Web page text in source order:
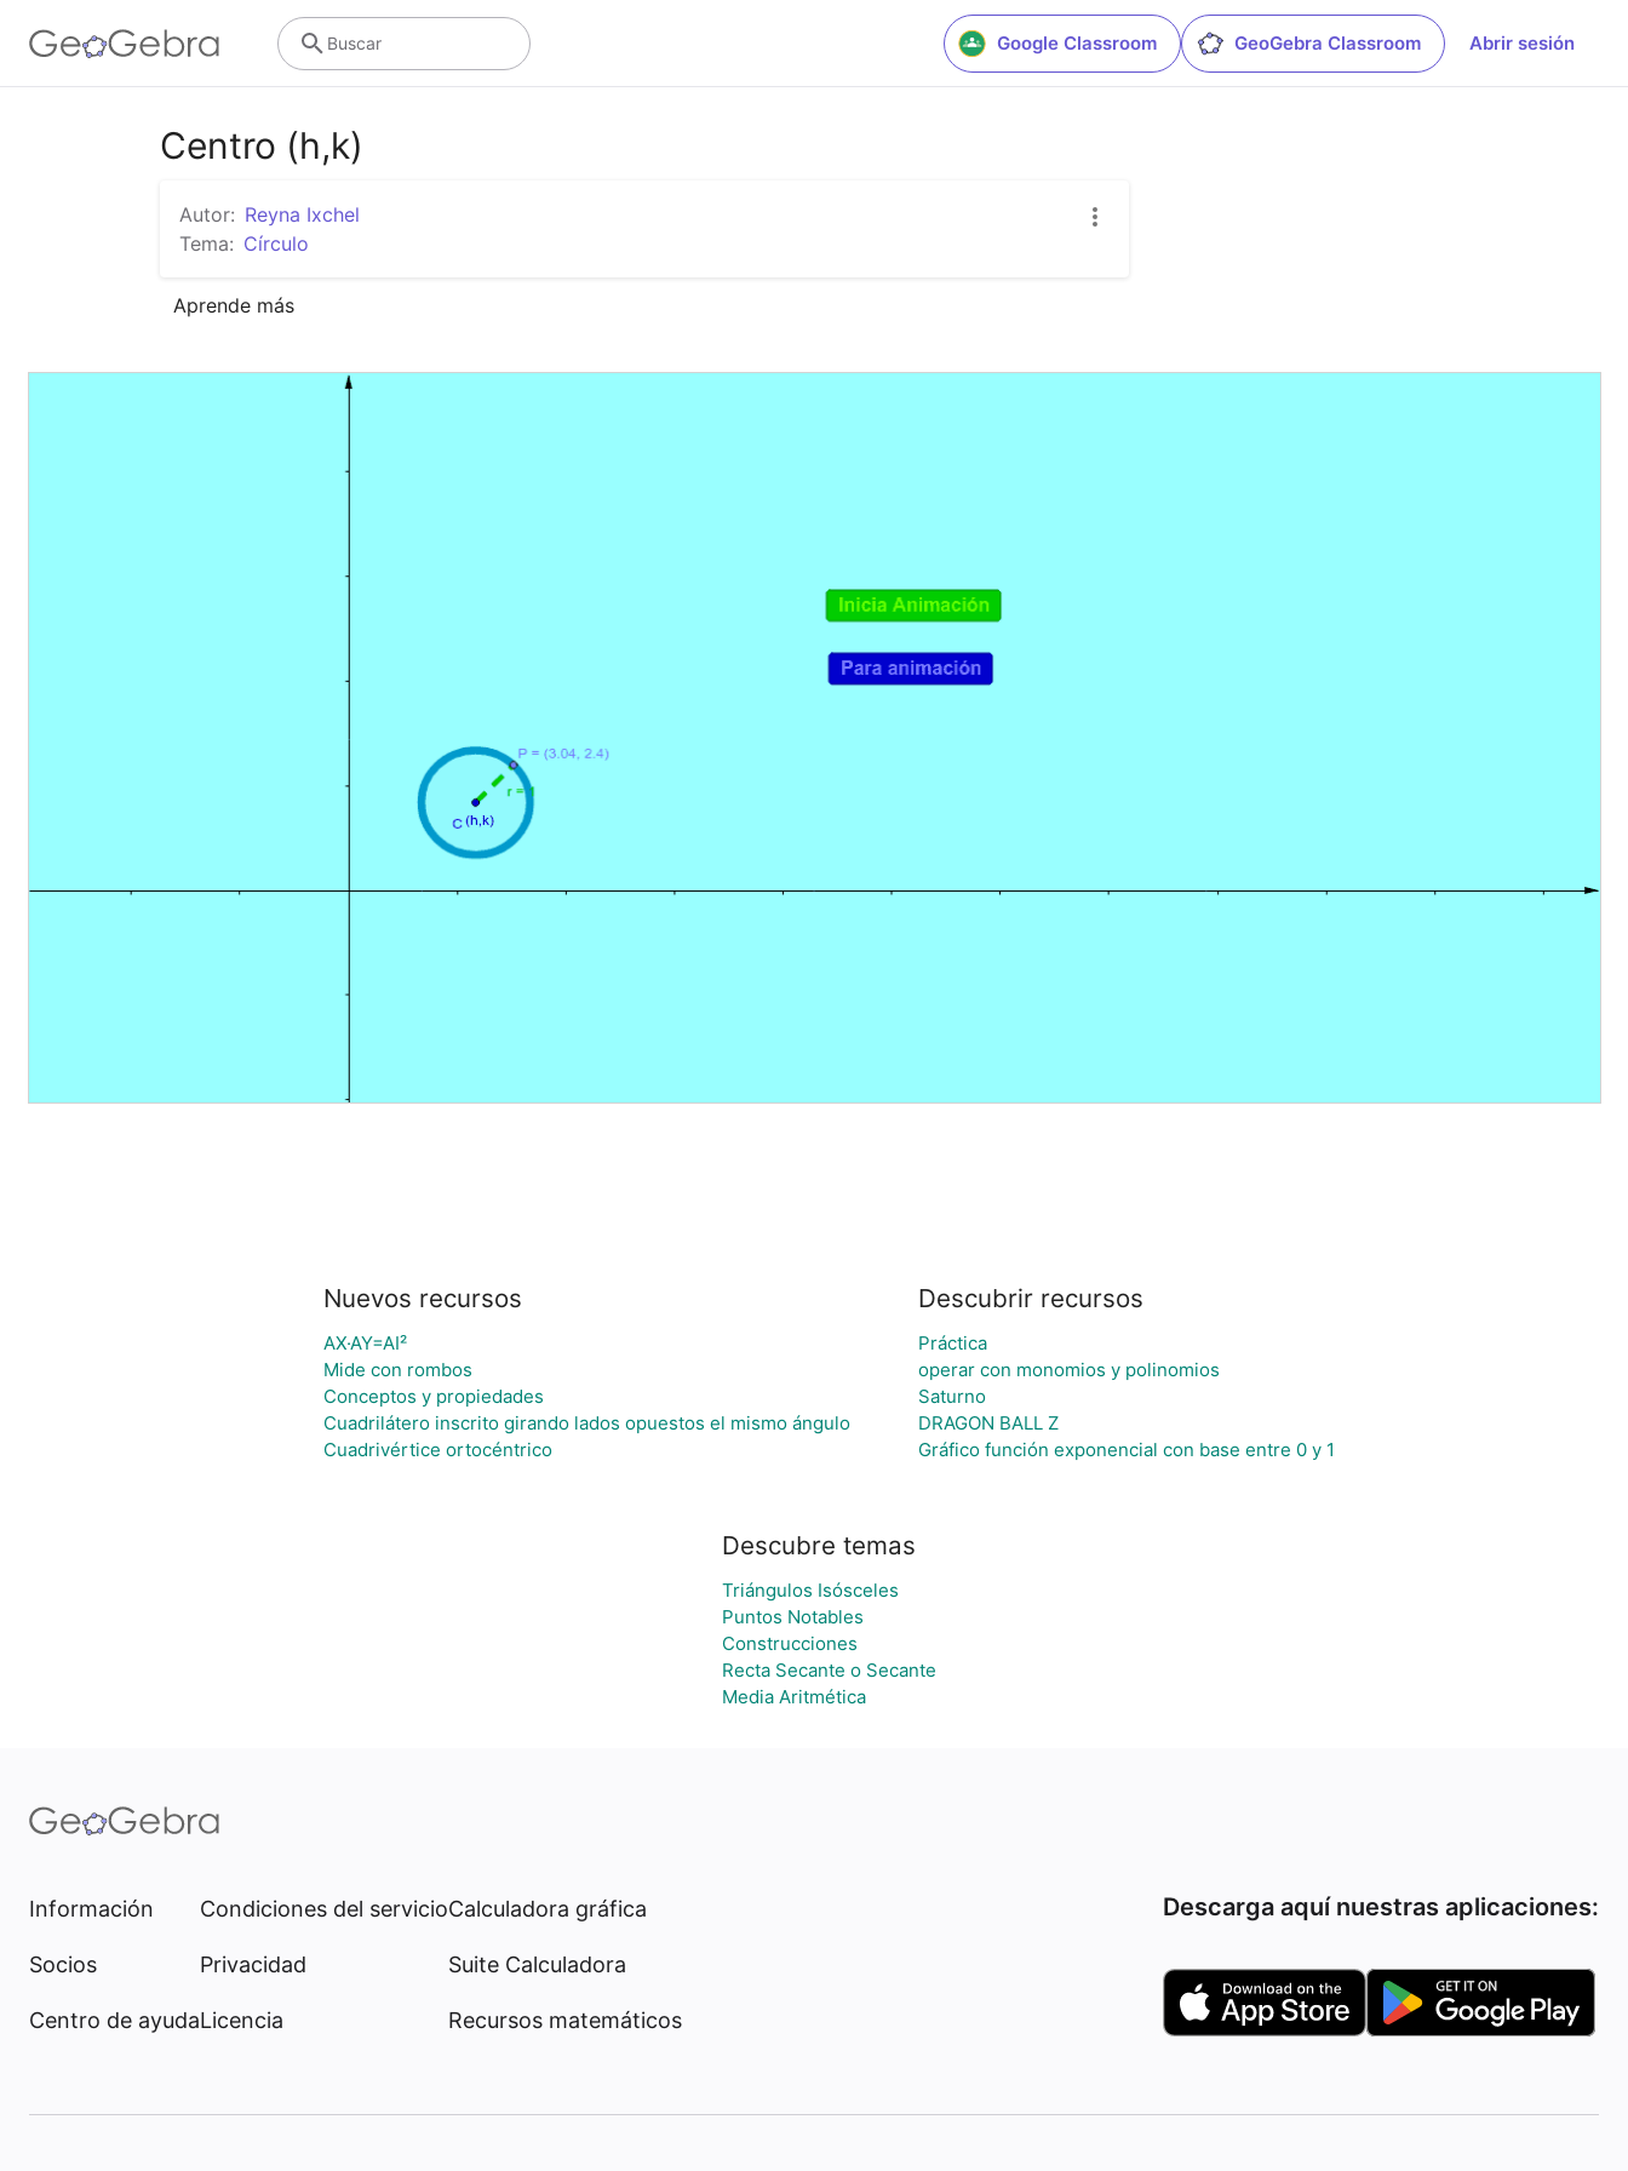
Google Classroom GeoGebra Classroom Abrir sesión
Buscar
Centro (h,k)
Autor: Reyna Ixchel
Tema: Círculo
Aprende más
Nuevos recursos
AX·AY=AI²
Mide con rombos
Conceptos y propiedades
Cuadrilátero inscrito girando lados opuestos el mismo ángulo
Cuadrivértice ortocéntrico
Descubrir recursos
Práctica
operar con monomios y polinomios
Saturno
DRAGON BALL Z
Gráfico función exponencial con base entre 0 y 1
Descubre temas
Triángulos Isósceles
Puntos Notables
Construcciones
Recta Secante o Secante
Media Aritmética
Información
Socios
Centro de ayuda
Condiciones del servicio
Privacidad
Licencia
Calculadora gráfica
Suite Calculadora
Recursos matemáticos
Descarga aquí nuestras aplicaciones: